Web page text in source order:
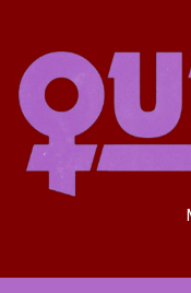
contenido